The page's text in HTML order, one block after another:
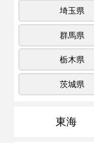
埼玉県
群馬県
栃木県
茨城県
東海